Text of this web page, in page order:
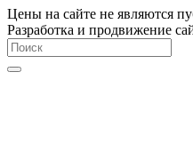
Цены на сайте не являются
Разработка и продвижение